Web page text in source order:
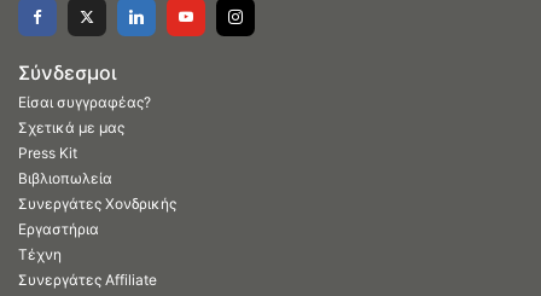
Σύνδεσμοι
Είσαι συγγραφέας?
Σχετικά με μας
Press Kit
Βιβλιοπωλεία
Συνεργάτες Χονδρικής
Εργαστήρια
Τέχνη
Συνεργάτες Affiliate